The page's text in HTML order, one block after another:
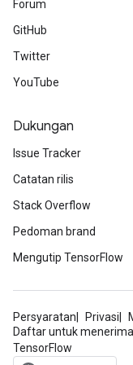
Forum
GitHub
Twitter
YouTube
Dukungan
Issue Tracker
Catatan rilis
Stack Overflow
Pedoman brand
Mengutip TensorFlow
Persyaratan Privasi
Daftar untuk
TensorFlow